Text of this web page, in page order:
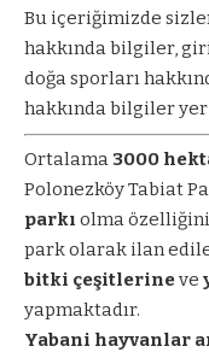
Bu içeriğimizde
hakkında bilgiler,
doğa sporları
hakkında bilgiler yer
Ortalama 3000
Polonezköy Tabiat
parkı olma özelliğini
park olarak ilan
bitki çeşitlerineve
yapmaktadır.
Yabani hayvanlar